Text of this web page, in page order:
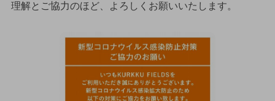
理解とご協力のほど、よろしくお願いいたします。